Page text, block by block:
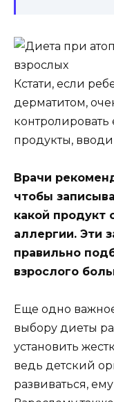
Кстати, если
дерматитом,
продукты,
Врачи
чтобы
какой продукт
аллергии. Эти
правильно
взрослого
Еще одно
выбору диеты
установить
ведь детский
развиваться,